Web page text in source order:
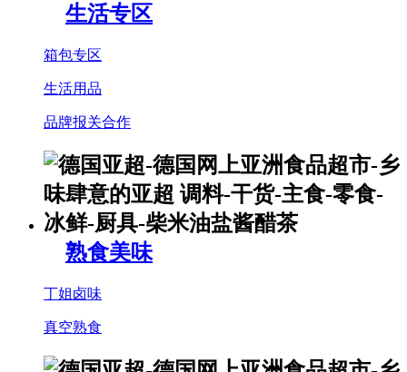
生活专区
箱包专区
生活用品
品牌报关合作
熟食美味
丁姐卤味
真空熟食